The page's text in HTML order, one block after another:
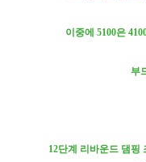
이중에 5100은
부
12단계 리바운드 댐핑